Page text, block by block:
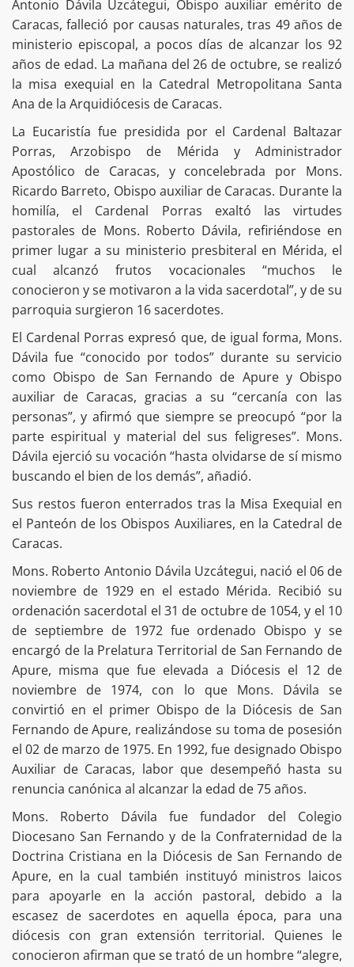
Antonio Dávila Uzcátegui, Obispo auxiliar emérito de
Caracas, falleció por causas naturales, tras 49 años de
ministerio episcopal, a pocos días de alcanzar los 92
años de edad. La mañana del 26 de octubre, se realizó
la misa exequial en la Catedral Metropolitana Santa
Ana de la Arquidiócesis de Caracas.
La Eucaristía fue presidida por el Cardenal Baltazar
Porras, Arzobispo de Mérida y Administrador
Apostólico de Caracas, y concelebrada por Mons.
Ricardo Barreto, Obispo auxiliar de Caracas. Durante la
homilía, el Cardenal Porras exaltó las virtudes
pastorales de Mons. Roberto Dávila, refiriéndose en
primer lugar a su ministerio presbiteral en Mérida, el
cual alcanzó frutos vocacionales “muchos le
conocieron y se motivaron a la vida sacerdotal”, y de su
parroquia surgieron 16 sacerdotes.
El Cardenal Porras expresó que, de igual forma, Mons.
Dávila fue “conocido por todos” durante su servicio
como Obispo de San Fernando de Apure y Obispo
auxiliar de Caracas, gracias a su “cercanía con las
personas”, y afirmó que siempre se preocupó “por la
parte espiritual y material del sus feligreses”. Mons.
Dávila ejerció su vocación “hasta olvidarse de sí mismo
buscando el bien de los demás”, añadió.
Sus restos fueron enterrados tras la Misa Exequial en
el Panteón de los Obispos Auxiliares, en la Catedral de
Caracas.
Mons. Roberto Antonio Dávila Uzcátegui, nació el 06 de
noviembre de 1929 en el estado Mérida. Recibió su
ordenación sacerdotal el 31 de octubre de 1054, y el 10
de septiembre de 1972 fue ordenado Obispo y se
encargó de la Prelatura Territorial de San Fernando de
Apure, misma que fue elevada a Diócesis el 12 de
noviembre de 1974, con lo que Mons. Dávila se
convirtió en el primer Obispo de la Diócesis de San
Fernando de Apure, realizándose su toma de posesión
el 02 de marzo de 1975. En 1992, fue designado Obispo
Auxiliar de Caracas, labor que desempeñó hasta su
renuncia canónica al alcanzar la edad de 75 años.
Mons. Roberto Dávila fue fundador del Colegio
Diocesano San Fernando y de la Confraternidad de la
Doctrina Cristiana en la Diócesis de San Fernando de
Apure, en la cual también instituyó ministros laicos
para apoyarle en la acción pastoral, debido a la
escasez de sacerdotes en aquella época, para una
diócesis con gran extensión territorial. Quienes le
conocieron afirman que se trató de un hombre “alegre,